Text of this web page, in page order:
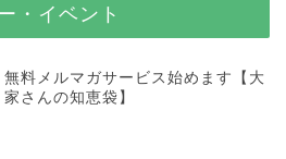
・イベント
無料メルマガサービス始めます【大
家さんの知恵袋】